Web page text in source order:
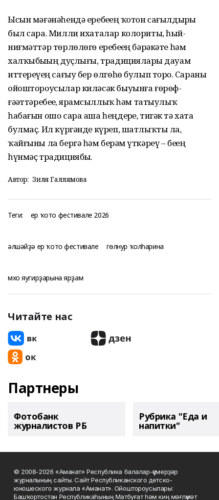
Ысын мәғәнәһендә еребеҙҙең ҡотон сағылдырҙы
был сара. Милли ихаталар колориты, һый-
ниғмәттәр төрлөлөгө еребеҙҙең бәрәкәте һәм
халҡыбыҙҙың дуҫлығы, традицияларҙы дауам
иттереүҙең сағыу бер өлгөһө булып торҙо. Сараны
ойоштороусылар киләсәк быуынға ғөрөф-
ғәҙәттәребеҙҙе, ярҙамсыллыҡ һәм татыулыҡ
һабағын ошо сара аша һеңдерҙе, тигәк тә хата
булмаҫ. Ил күргәнде күреп, шатлыҡты ла,
ҡайғыны ла бергә һәм берҙәм үткәреү – беҙҙең
һүнмәҫ традициябыҙ.
Автор: Зиля Галлямова
Теги: ер ҡото фестивале 2026
әлшәйҙә ер ҡото фестивале гөлнур ҡолһарина
мхо яугирҙарына ярҙам
Читайте нас
Партнеры
Фотобанк
журналистов РБ
Рубрика "Еда и
напитки"
© 2008-2026 «Аманат» Республика балалар-үҫмерҙәр
журналының сайты. Сайт Республиканского детско-
юношеского журнала «Аманат». Ойоштороусылары:
Башҡортостан Республикаһының Матбуғат һәм киң мәғлүмәт